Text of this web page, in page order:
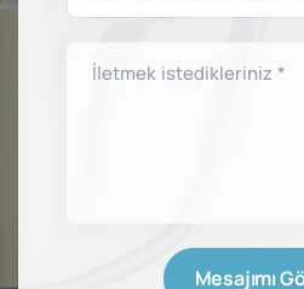
İletmek istedikleriniz *